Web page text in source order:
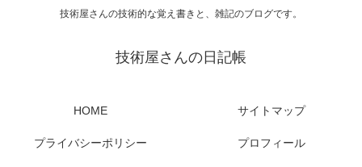
技術屋さんの技術的な覚え書きと、雑記のブログです。
技術屋さんの日記帳
HOME サイトマップ
プライバシーポリシー プロフィール